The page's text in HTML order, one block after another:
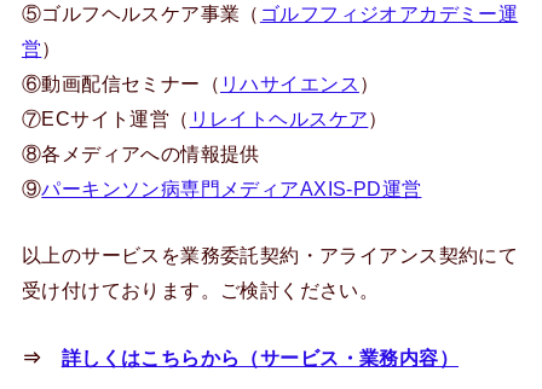
⑤ゴルフヘルスケア事業（ ゴルフフィジオアカデミー運
営）
⑥動画配信セミナー（ リハサイエンス ）
⑦ECサイト運営（ リレイトヘルスケア）
⑧各メディアへの情報提供
⑨パーキンソン病専門メディアAXIS-PD運営
以上のサービスを業務委託契約・アライアンス契約にて
受け付けております。ご検討ください。
⇒ 詳しくはこちらから（サービス・業務内容）